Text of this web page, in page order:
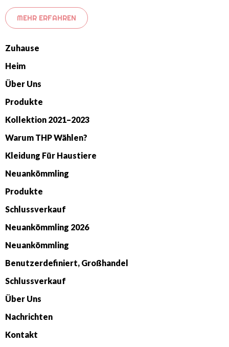
MEHR ERFAHREN
Zuhause
Heim
Über Uns
Produkte
Kollektion 2021–2023
Warum THP Wählen?
Kleidung Für Haustiere
Neuankömmling
Produkte
Schlussverkauf
Neuankömmling 2026
Neuankömmling
Benutzerdefiniert, Großhandel
Schlussverkauf
Über Uns
Nachrichten
Kontakt